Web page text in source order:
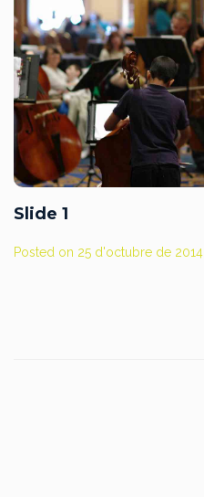
Slide 1
Posted on 25 d'octubre de 2014